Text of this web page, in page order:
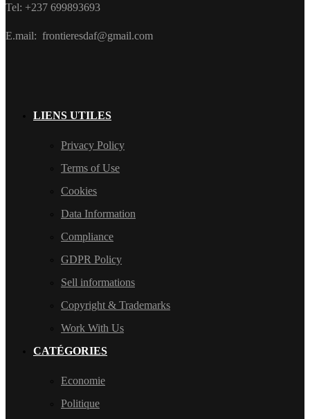
Tel: +237 699893693
E.mail: frontieresdaf@gmail.com
LIENS UTILES
Privacy Policy
Terms of Use
Cookies
Data Information
Compliance
GDPR Policy
Sell informations
Copyright & Trademarks
Work With Us
CATÉGORIES
Economie
Politique